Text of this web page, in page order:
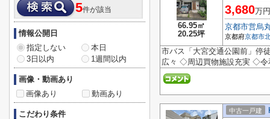
66.95㎡
20.25坪
3,680万円
京都市営烏
京都府京都市
市バス「大宮交通公園前」停
広々 ◇周辺買物施設充実 ◇令
中古一戸建
5件が該当
情報公開日
指定しない
本日
3日以内
1週間以内
画像・動画あり
画像あり
動画あり
こだわり条件